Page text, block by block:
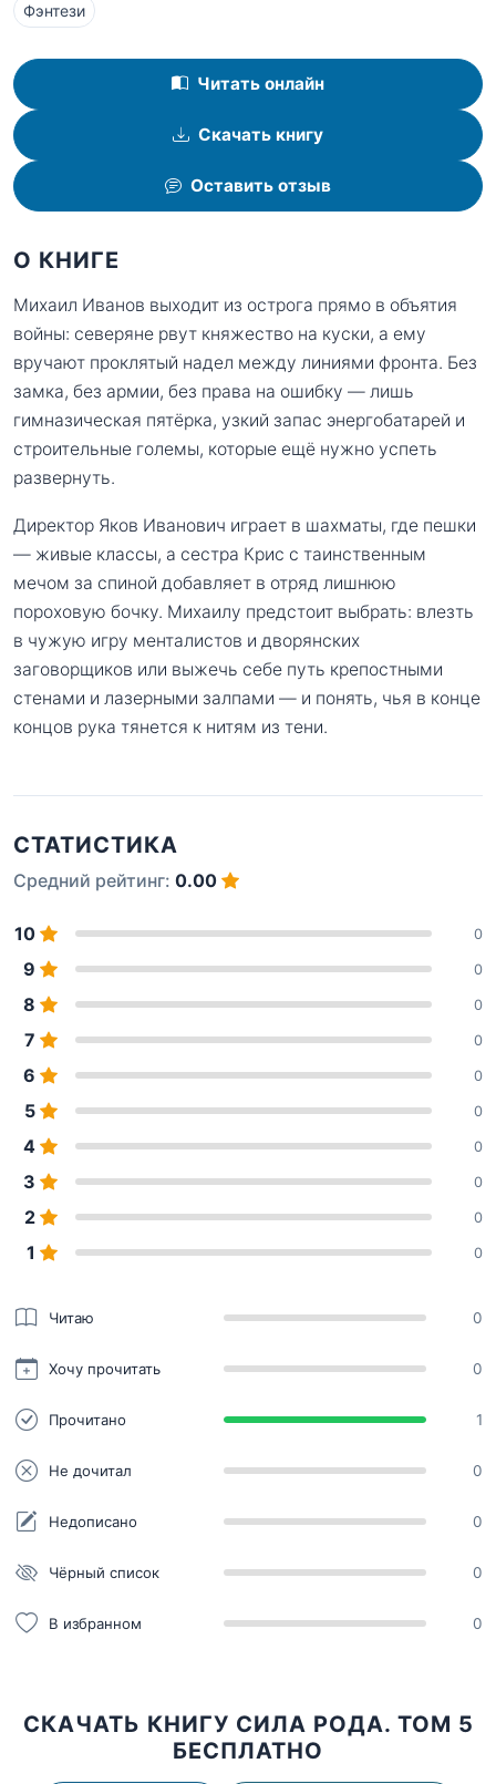
Фэнтези
Читать онлайн
Скачать книгу
Оставить отзыв
О КНИГЕ
Михаил Иванов выходит из острога прямо в объятия
войны: северяне рвут княжество на куски, а ему
вручают проклятый надел между линиями фронта. Без
замка, без армии, без права на ошибку — лишь
гимназическая пятёрка, узкий запас энергобатарей и
строительные големы, которые ещё нужно успеть
развернуть.
Директор Яков Иванович играет в шахматы, где пешки
— живые классы, а сестра Крис с таинственным
мечом за спиной добавляет в отряд лишнюю
пороховую бочку. Михаилу предстоит выбрать: влезть
в чужую игру менталистов и дворянских
заговорщиков или выжечь себе путь крепостными
стенами и лазерными залпами — и понять, чья в конце
концов рука тянется к нитям из тени.
СТАТИСТИКА
Средний рейтинг: 0.00
10 0
9 0
8 0
7 0
6 0
5 0
4 0
3 0
2 0
1 0
Читаю 0
Хочу прочитать 0
Прочитано 1
Не дочитал 0
Недописано 0
Чёрный список 0
В избранном 0
СКАЧАТЬ КНИГУ СИЛА РОДА. ТОМ 5
БЕСПЛАТНО